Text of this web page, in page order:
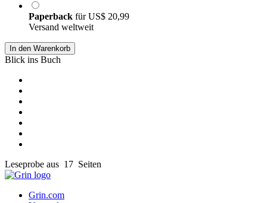
Paperback fürUS$ 20,99
Versand weltweit
In den Warenkorb
Blick ins Buch
Leseprobe aus 17 Seiten
Grin.com